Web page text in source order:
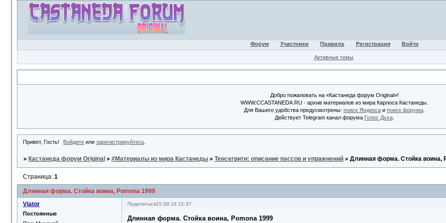
Форум Участники Правила Регистрация Войти
Активные темы
Добро пожаловать на «Кастанеда форум Original»!
WWW.CCASTANEDA.RU - архив материалов из мира Карлоса Кастанеды.
Для Вашего удобства предусмотрены:поиск Яндекса ипоиск форума
Действует Telegram канал форума Голос Духа.
Привет, Гость! Войдите илизарегистрируйтесь
» Кастанеда форум Original » #Материалы из мира Кастанеды » Тенсегрити: описание пассов и упражнений » Длинная форма. Стойка воина,
Длинная форма. Стойка воина, Pomona 1999
Страница: 1
Поделиться15.09.16 21:37
Viator
Постоянные
Длинная форма. Стойка воина, Pomona 1999